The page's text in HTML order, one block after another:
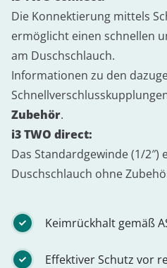
Die Konnektierung mittels
ermöglicht einen schnellen
am Duschschlauch.
Informationen zu den
Zubehör.
i3 TWO direct:
Das Standardgewinde (1/
Duschschlauch ohne
Keimrückhalt gemäß
Effektiver Schutz vor